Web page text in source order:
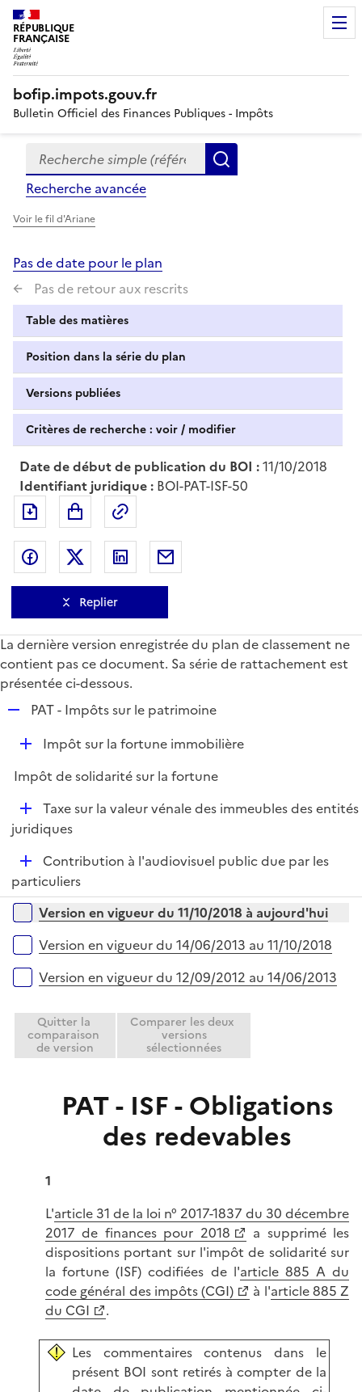
RÉPUBLIQUE
FRANÇAISE
bofip.impots.gouv.fr
Bulletin Officiel des Finances Publiques - Impôts
Formulaire
de
recherche
Recherche simple (références, mots clés, partie du
Recherche avancée
Voir le fil d'Ariane
Pas de date pour le plan
Pas de retour aux rescrits
Table des matières
Position dans la série du plan
Versions publiées
Critères de recherche : voir / modifier
Date de début de publication du BOI :11/10/2018
Identifiant juridique : BOI-PAT-ISF-50
Exporter le document au format pdf
Partager sur Facebook
Partager sur Twitter
Partager sur LinkedIn
Replier
La dernière version enregistrée du plan de classement ne
contient pas ce document. Sa série de rattachement est
présentée ci-dessous.
p
i
e
r
PAT - Impôts sur le patrimoine
D
p
i
e
Impôt sur la fortune immobilière
Impôt de solidarité sur la fortune
D
é
i
e
r
Taxe sur la valeur vénale des immeubles des entités
juridiques
D
é
p
e
r
Contribution à l'audiovisuel public due par les
particuliers
Versions sur la période
Version en vigueur du 11/10/2018 à aujourd'hui
Version en vigueur du 14/06/2013 au 11/10/2018
Version en vigueur du 12/09/2012 au 14/06/2013
Quitter la
comparaison
de version
Comparer les deux
versions
sélectionnées
PAT - ISF - Obligations
des redevables
1
L'article 31 de la loi n° 2017-1837 du 30 décembre
2017 de finances pour 2018
a supprimé les
dispositions portant sur l'impôt de solidarité sur
la fortune (ISF) codifiées de l'article 885 A du
code général des impôts (CGI)
à l'article 885 Z
du CGI
.
Les commentaires contenus dans le
présent BOI sont retirés à compter de la